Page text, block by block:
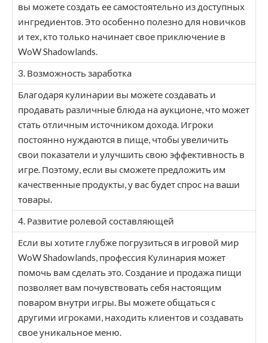
вы можете создать ее самостоятельно из доступных
ингредиентов. Это особенно полезно для новичков
и тех, кто только начинает свое приключение в
WoW Shadowlands.
3. Возможность заработка
Благодаря кулинарии вы можете создавать и
продавать различные блюда на аукционе, что может
стать отличным источником дохода. Игроки
постоянно нуждаются в пище, чтобы увеличить
свои показатели и улучшить свою эффективность в
игре. Поэтому, если вы сможете предложить им
качественные продукты, у вас будет спрос на ваши
товары.
4. Развитие ролевой составляющей
Если вы хотите глубже погрузиться в игровой мир
WoW Shadowlands, профессия Кулинария может
помочь вам сделать это. Создание и продажа пищи
позволяет вам почувствовать себя настоящим
поваром внутри игры. Вы можете общаться с
другими игроками, находить клиентов и создавать
свое уникальное меню.